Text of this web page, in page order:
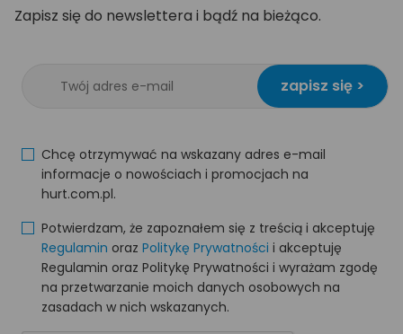
Zapisz się do newslettera i bądź na bieżąco.
zapisz się >
Chcę otrzymywać na wskazany adres e-mail
informacje o nowościach i promocjach na
hurt.com.pl.
Potwierdzam, że zapoznałem się z treścią i akceptuję
Regulamin oraz Politykę Prywatności i akceptuję
Regulamin oraz Politykę Prywatności i wyrażam zgodę
na przetwarzanie moich danych osobowych na
zasadach w nich wskazanych.